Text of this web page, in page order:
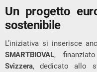
Un progetto
sostenibile
L’iniziativa si inserisce
SMARTBIOVAL,
Svizzera, dedicato allo